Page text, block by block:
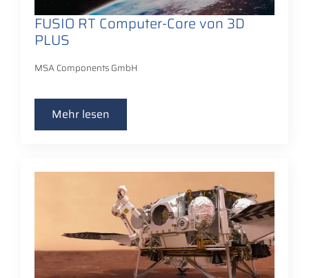
FUSIO RT Computer-Core von 3D
PLUS
MSA Components GmbH
Mehr lesen